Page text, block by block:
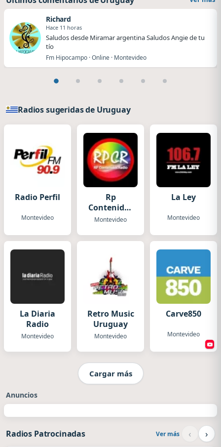
Richard
Hace 11 horas
Saludos desde Miramar argentina Saludos Angie de tu
tío
Fm Hipocampo · Online · Montevideo
Radios sugeridas de Uruguay
Radio Perfil
Montevideo
Rp
Contenidos
Radio
Montevideo
La Ley
Montevideo
La Diaria
Radio
Montevideo
Retro Music
Uruguay
Montevideo
Carve850
Montevideo
Cargar más
Anuncios
Radios Patrocinadas Ver más ‹ ›